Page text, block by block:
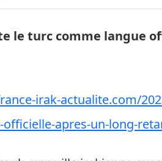
le turc comme langue
irak-actualite.com/
apres-un-long-